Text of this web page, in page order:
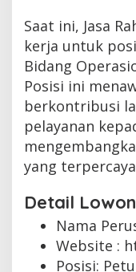
Saat ini, Jasa
kerja untuk
Bidang
Posisi ini
berkontribusi
pelayanan
yang
Detail
Nama
Website :
Posisi: